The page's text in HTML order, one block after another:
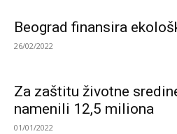
Beograd finansira
26/02/2022
Za zaštitu životne
namenili 12,5 miliona
01/01/2022